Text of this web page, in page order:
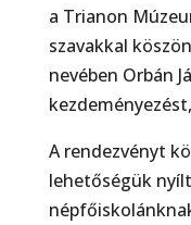
a Trianon
szavakkal
nevében Orbán
A rendezvényt
lehetőségük